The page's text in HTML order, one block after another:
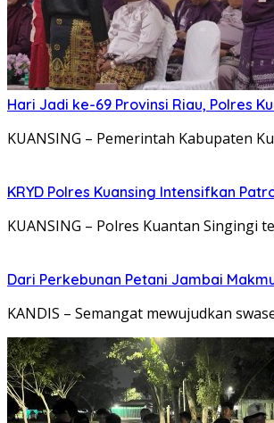
Hari Jadi ke-69 Provinsi Riau, Polres
KUANSING – Pemerintah Kabupaten
KRYD Polres Kuansing Intensifkan
KUANSING – Polres Kuantan
Dari Perkebunan Petani Jambai
KANDIS – Semangat mewujudkan